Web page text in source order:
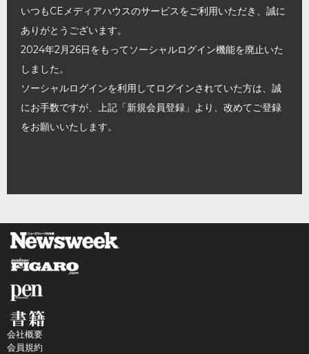
いつもCEメディアハウスのサービスをご利用いただき、誠に
ありがとうございます。
2024年2月26日をもってソーシャルログイン機能を廃止いた
しました。
ソーシャルログインを利用してログインされていた方は、誠
にお手数ですが、上記「新規会員登録」より、改めてご登録
をお願いいたします。
会社概要
会員規約